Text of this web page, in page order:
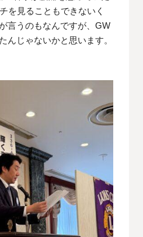
を見ることもできないく
言うのもなんですが、GW
んじゃないかと思います。